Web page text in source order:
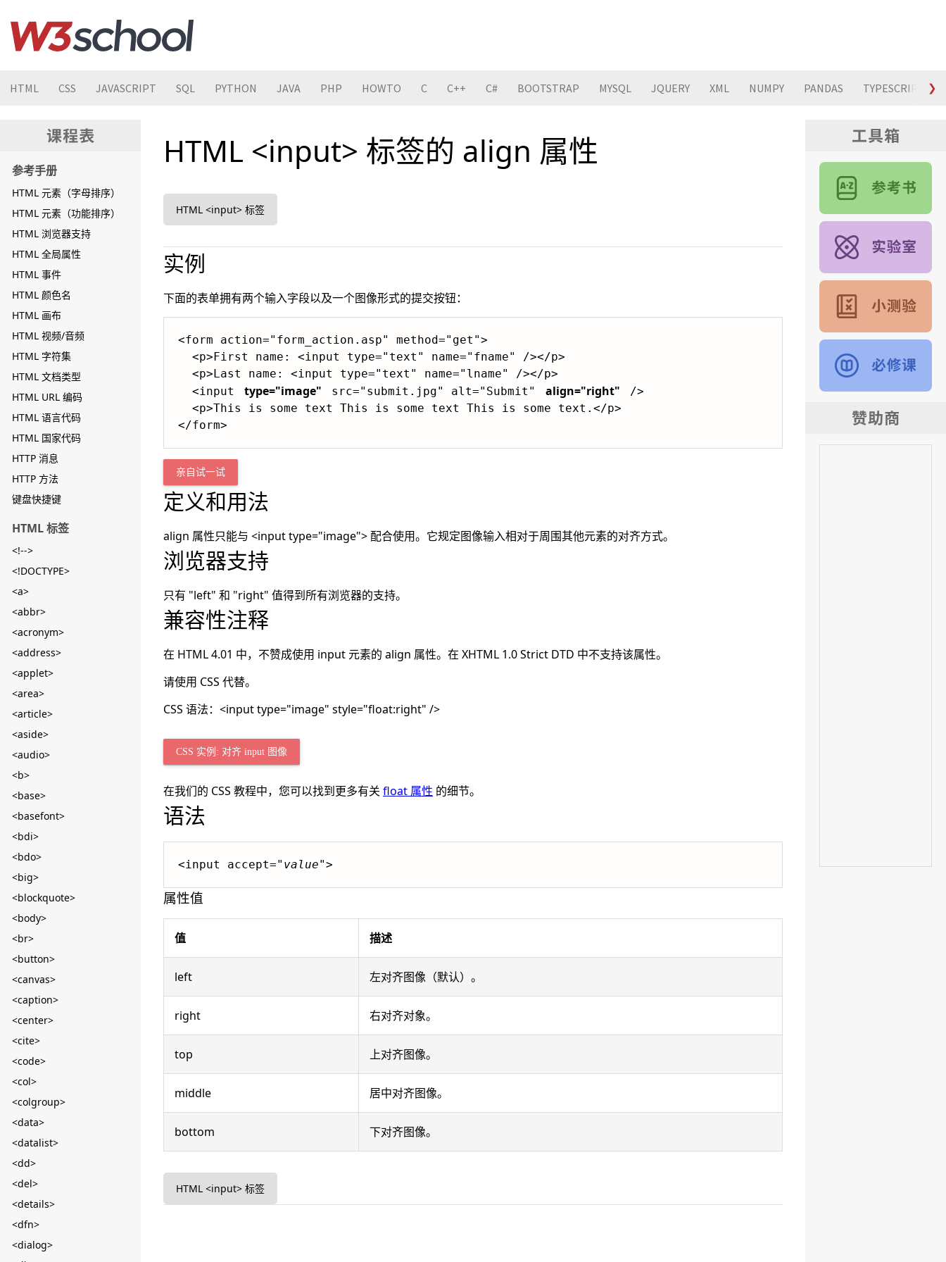
HTML CSS JAVASCRIPT SQL PYTHON JAVA PHP HOWTO C C++ C# BOOTSTRAP MYSQL JQUERY XML NUMPY PANDAS TYPESCRIPT ❯
参考手册
HTML 元素（字母排序）
HTML 元素（功能排序）
HTML 浏览器支持
HTML 全局属性
HTML 事件
HTML 颜色名
HTML 画布
HTML 视频/音频
HTML 字符集
HTML 文档类型
HTML URL 编码
HTML 语言代码
HTML 国家代码
HTTP 消息
HTTP 方法
键盘快捷键
HTML 标签
<!-->
<!DOCTYPE>
<a>
<abbr>
<acronym>
<address>
<applet>
<area>
<article>
<aside>
<audio>
<b>
<base>
<basefont>
<bdi>
<bdo>
<big>
<blockquote>
<body>
<br>
<button>
<canvas>
<caption>
<center>
<cite>
<code>
<col>
<colgroup>
<data>
<datalist>
<dd>
<del>
<details>
<dfn>
<dialog>
HTML <input> 标签的 align 属性
HTML <input> 标签
实例
下面的表单拥有两个输入字段以及一个图像形式的提交按钮：
<form action="form_action.asp" method="get">
  <input
type="image" src="submit.jpg" alt="Submit" align="right"
/>
亲自试一试
定义和用法
align 属性只能与 <input type="image"> 配合使用。它规定图像输入相对于周围其他元素的对齐方式。
浏览器支持
只有 "left" 和 "right" 值得到所有浏览器的支持。
兼容性注释
在 HTML 4.01 中，不赞成使用 input 元素的 align 属性。在 XHTML 1.0 Strict DTD 中不支持该属性。
请使用 CSS 代替。
CSS 语法：<input type="image" style="float:right" />
CSS 实例: 对齐 input 图像
在我们的 CSS 教程中，您可以找到更多有关 float 属性 的细节。
语法
<input accept=" value">
属性值
值 描述
left 左对齐图像（默认）。
right 右对齐对象。
top 上对齐图像。
middle 居中对齐图像。
bottom 下对齐图像。
HTML <input> 标签